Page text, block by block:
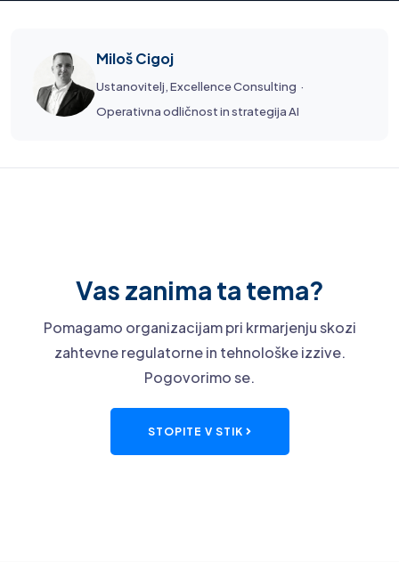
Miloš Cigoj
Ustanovitelj, Excellence Consulting ·
Operativna odličnost in strategija AI
Vas zanima ta tema?
Pomagamo organizacijam pri krmarjenju skozi
zahtevne regulatorne in tehnološke izzive.
Pogovorimo se.
STOPITE V STIK